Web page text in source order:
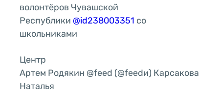
волонтёров Чувашской
Республики @id238003351 со
школьниками
Центр
Артем Родякин @feed (@feedи) Карсакова
Наталья